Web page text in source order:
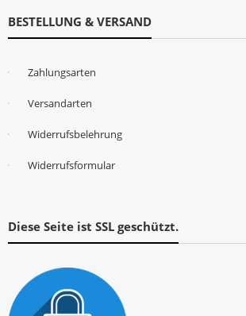
BESTELLUNG & VERSAND
Zahlungsarten
Versandarten
Widerrufsbelehrung
Widerrufsformular
Diese Seite ist SSL geschützt.